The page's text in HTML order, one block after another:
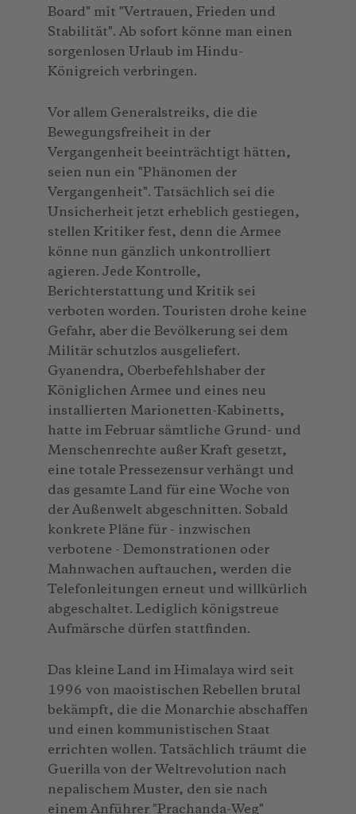
Board" mit "Vertrauen, Frieden und
Stabilität". Ab sofort könne man einen
sorgenlosen Urlaub im Hindu-
Königreich verbringen.
Vor allem Generalstreiks, die die
Bewegungsfreiheit in der
Vergangenheit beeinträchtigt hätten,
seien nun ein "Phänomen der
Vergangenheit". Tatsächlich sei die
Unsicherheit jetzt erheblich gestiegen,
stellen Kritiker fest, denn die Armee
könne nun gänzlich unkontrolliert
agieren. Jede Kontrolle,
Berichterstattung und Kritik sei
verboten worden. Touristen drohe keine
Gefahr, aber die Bevölkerung sei dem
Militär schutzlos ausgeliefert.
Gyanendra, Oberbefehlshaber der
Königlichen Armee und eines neu
installierten Marionetten-Kabinetts,
hatte im Februar sämtliche Grund- und
Menschenrechte außer Kraft gesetzt,
eine totale Pressezensur verhängt und
das gesamte Land für eine Woche von
der Außenwelt abgeschnitten. Sobald
konkrete Pläne für - inzwischen
verbotene - Demonstrationen oder
Mahnwachen auftauchen, werden die
Telefonleitungen erneut und willkürlich
abgeschaltet. Lediglich königstreue
Aufmärsche dürfen stattfinden.
Das kleine Land im Himalaya wird seit
1996 von maoistischen Rebellen brutal
bekämpft, die die Monarchie abschaffen
und einen kommunistischen Staat
errichten wollen. Tatsächlich träumt die
Guerilla von der Weltrevolution nach
nepalischem Muster, den sie nach
einem Anführer "Prachanda-Weg"